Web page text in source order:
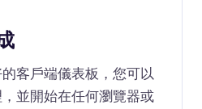
客戶端儀表板，您可以
並開始在任何瀏覽器或